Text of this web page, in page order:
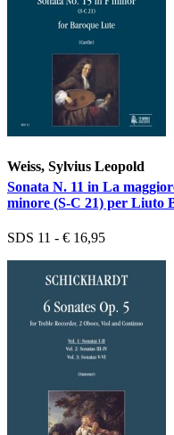
Weiss, Sylvius Leopold
Sonata N. 11 in La
minore (S-C 21) per Liuto
SDS 11 - € 16,95